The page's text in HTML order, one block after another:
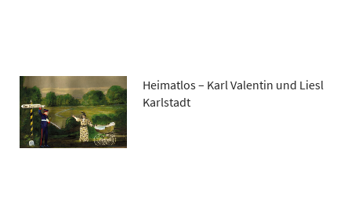
Heimatlos – Karl Valentin und Liesl
Karlstadt